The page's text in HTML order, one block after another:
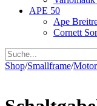
APE 50
Ape
Cornett
Shop/Smallframe/Motor